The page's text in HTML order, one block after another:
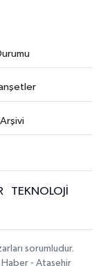
TEKNOLOJİ
sorumludur.
Haber - Ataşehir